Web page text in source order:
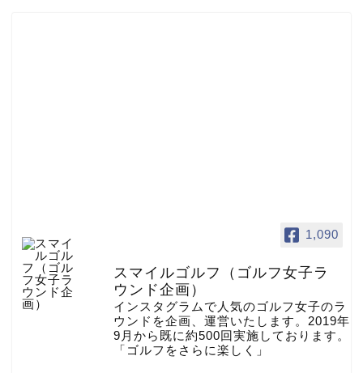
1,090
スマイルゴルフ（ゴルフ女子ラ
ウンド企画）
インスタグラムで人気のゴルフ女子のラ
ウンドを企画、運営いたします。2019年
9月から既に約500回実施しております。
「ゴルフをさらに楽しく」